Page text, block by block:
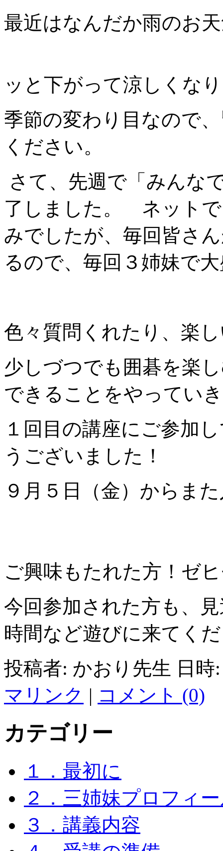
最近はなんだか雨のお
ッと下がって涼しくな
季節の変わり目なので
ください。
さて、先週で「みんな
了しました。 ネットで
みでしたが、毎回皆さ
るので、毎回３姉妹で
色々質問くれたり、楽
少しづつでも囲碁を楽
できることをやってい
１回目の講座にご参加
うございました！
９月５日（金）からま
ご興味もたれた方！ゼ
今回参加された方も、
時間など遊びに来
投稿者: かおり先生 日時
マリンク | コメント (0)
カテゴリー
１．最初に
２．三姉妹プロフィ
３．講義内容